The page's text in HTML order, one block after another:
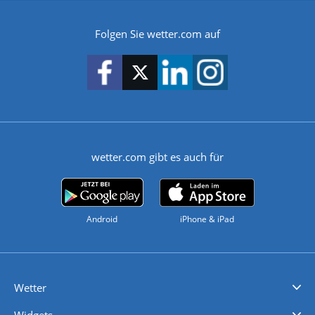
Folgen Sie wetter.com auf
wetter.com gibt es auch für
Android iPhone & iPad
Wetter